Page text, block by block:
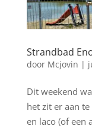
Strandbad
door Mcjovin |
Dit weekend
het zit er aan
en laco (of een